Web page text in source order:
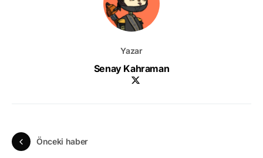
Yazar
Senay Kahraman
Önceki haber